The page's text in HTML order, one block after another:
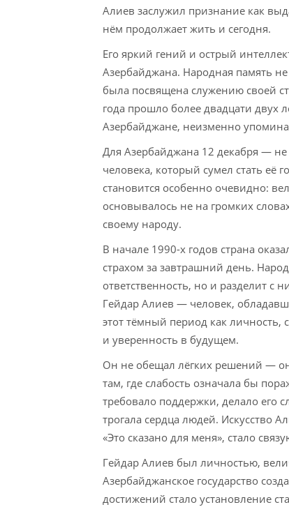
Алиев заслужил признание как
нём продолжает жить и сегодня.
Его яркий гений и острый
Азербайджана. Народная память
была посвящена служению своей
года прошло более двадцати двух
Азербайджане, неизменно
Для Азербайджана 12 декабря — не
человека, который сумел стать её
становится особенно очевидно:
основывалось не на громких
своему народу.
В начале 1990-х годов страна
страхом за завтрашний день.
ответственность, но и разделит с
Гейдар Алиев — человек,
этот тёмный период как личность,
и уверенность в будущем.
Он не обещал лёгких решений —
там, где слабость означала бы
требовало поддержки, делало его
трогала сердца людей. Искусство
«Это сказано для меня», стало
Гейдар Алиев был личностью,
Азербайджанское государство
достижений стало установление